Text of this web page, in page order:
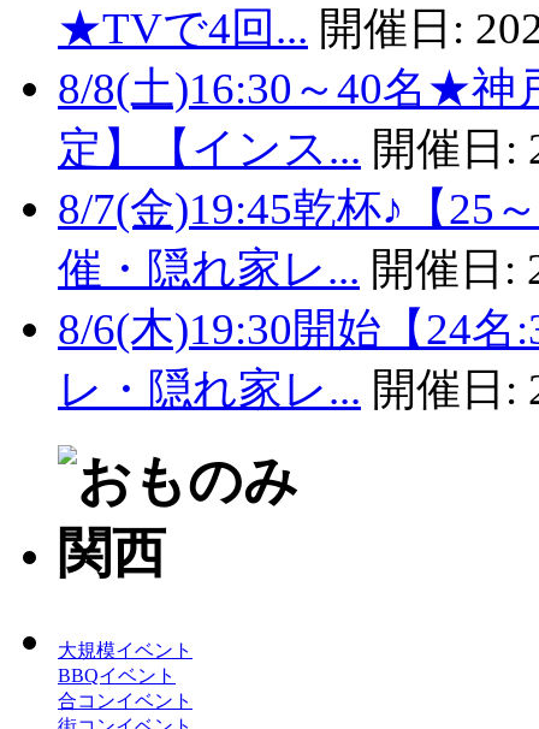
★TVで4回... 開催日:
8/8(土)16:30～40名★神
定】【インス... 開催日:
8/7(金)19:45乾杯♪【25
催・隠れ家レ... 開催日:
8/6(木)19:30開始【24
レ・隠れ家レ... 開催日:
大規模イベント
BBQイベント
合コンイベント